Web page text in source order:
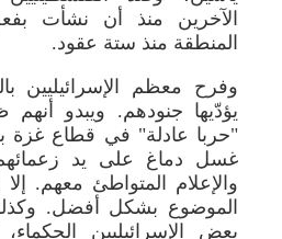
الآخرين منذ أن نشأت
المنطقة منذ ستة عقود.
وفرح معظم الإسرائيليين
يؤدّيها جنودهم. ويبدو
"حربا عادلة" في قطاع غزة
غسل دماغ على يد زعمائهم
والإعلام المتواطئ معهم.
الموضوع بشكل أفضل.
بعض الإسرائيليين